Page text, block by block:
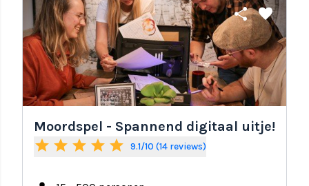
share favorite
Moordspel - Spannend digitaal uitje!
star star star star star 9.1/10 (14 reviews)